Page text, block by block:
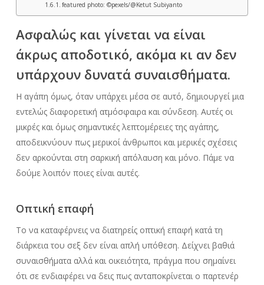
featured photo: ©pexels/@Ketut Subiyanto
Ασφαλώς και γίνεται να είναι
άκρως αποδοτικό, ακόμα κι αν δεν
υπάρχουν δυνατά συναισθήματα.
Η αγάπη όμως, όταν υπάρχει μέσα σε αυτό, δημιουργεί μια
εντελώς διαφορετική ατμόσφαιρα και σύνδεση. Αυτές οι
μικρές και όμως σημαντικές λεπτομέρειες της αγάπης,
αποδεικνύουν πως μερικοί άνθρωποι και μερικές σχέσεις
δεν αρκούνται στη σαρκική απόλαυση και μόνο. Πάμε να
δούμε λοιπόν ποιες είναι αυτές.
Οπτική επαφή
Το να καταφέρνεις να διατηρείς οπτική επαφή κατά τη
διάρκεια του σεξ δεν είναι απλή υπόθεση. Δείχνει βαθιά
συναισθήματα αλλά και οικειότητα, πράγμα που σημαίνει
ότι σε ενδιαφέρει να δεις πως ανταποκρίνεται ο παρτενέρ